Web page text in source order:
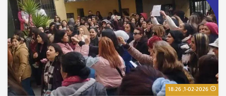
1-02-2026, 18:26